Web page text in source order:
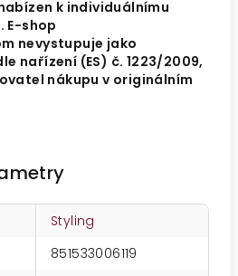
k individuálnímu
E-shop
nevystupuje jako
nařízení (ES) č. 1223/2009,
nákupu v originálním
Styling
851533006119